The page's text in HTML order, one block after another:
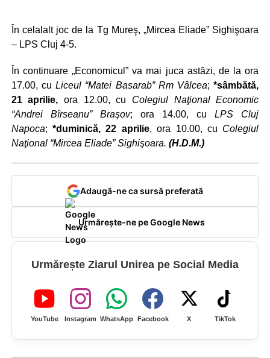
În celalalt joc de la Tg Mureş, „Mircea Eliade” Sighişoara
– LPS Cluj 4-5.
În continuare „Economicul” va mai juca astăzi, de la ora
17.00, cu Liceul “Matei Basarab” Rm Vâlcea; *sâmbătă,
21 aprilie, ora 12.00, cu Colegiul Naţional Economic
“Andrei Bîrseanu” Braşov; ora 14.00, cu LPS Cluj
Napoca;*duminică, 22 aprilie, ora 10.00, cu Colegiul
Naţional “Mircea Eliade” Sighişoara. (H.D.M.)
Adaugă-ne ca sursă preferată
Urmărește-ne pe Google News
Urmărește Ziarul Unirea pe Social Media
YouTube Instagram WhatsApp Facebook X TikTok